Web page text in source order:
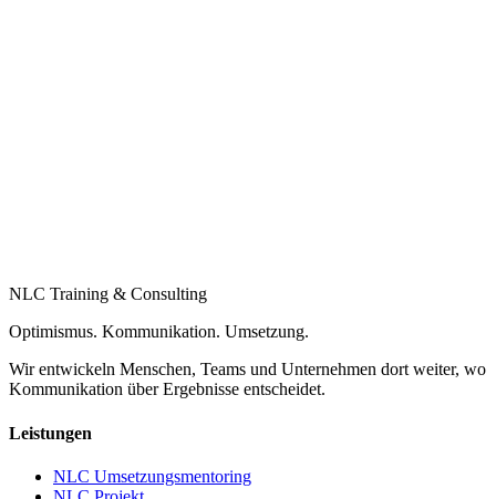
NLC Training & Consulting
Optimismus. Kommunikation. Umsetzung.
Wir entwickeln Menschen, Teams und Unternehmen dort weiter, wo
Kommunikation über Ergebnisse entscheidet.
Leistungen
NLC Umsetzungsmentoring